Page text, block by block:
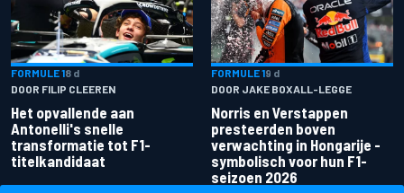
FORMULE 18 d
DOOR FILIP CLEEREN
Het opvallende aan
Antonelli's snelle
transformatie tot F1-
titelkandidaat
FORMULE 19 d
DOOR JAKE BOXALL-LEGGE
Norris en Verstappen
presteerden boven
verwachting in Hongarije -
symbolisch voor hun F1-
seizoen 2026